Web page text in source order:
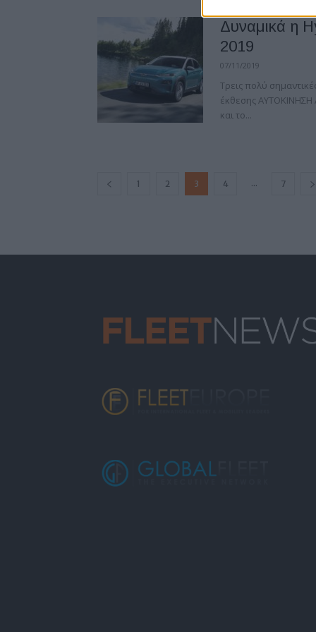
Δυναμικά η
2019
07/11/2019
Τρεις πολύ
έκθεσης ΑΥΤΟΚΙΝΗΣΗ
και τo...
1 2 3 4 ... 7